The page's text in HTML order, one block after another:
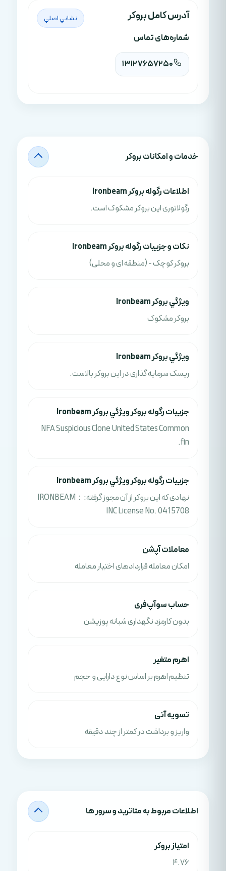
آدرس کامل بروکر نشاني اصلي
شماره‌های تماس
13127657250
خدمات و امکانات بروکر
اطلاعات رگوله بروکر Ironbeam
رگولاتوری این بروکر مشکوک است.
نکات و جزييات رگوله بروکر Ironbeam
بروکر کوچک - (منطقه ای و محلی)
ويژگي بروکر Ironbeam
بروکر مشکوک
ويژگي بروکر Ironbeam
ریسک سرمایه گذاری در این بروکر بالاست.
جزييات رگوله بروکر ويژگي بروکر Ironbeam
NFA Suspicious Clone United States Common
fin.
جزييات رگوله بروکر ويژگي بروکر Ironbeam
نهادی که این بروکر از آن مجوز گرفته:：IRONBEAM
INC License No. 0415708
معاملات آپشن
امکان معامله قراردادهای اختیار معامله
حساب سوآپ‌فری
بدون کارمزد نگهداری شبانه پوزیشن
اهرم متغیر
تنظیم اهرم بر اساس نوع دارایی و حجم
تسویه آنی
واریز و برداشت در کمتر از چند دقیقه
اطلاعات مربوط به متاترید و سرور ها
امتياز بروکر
4.76